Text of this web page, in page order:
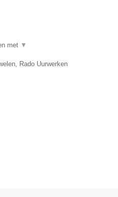
met ▼
Rado Uurwerken